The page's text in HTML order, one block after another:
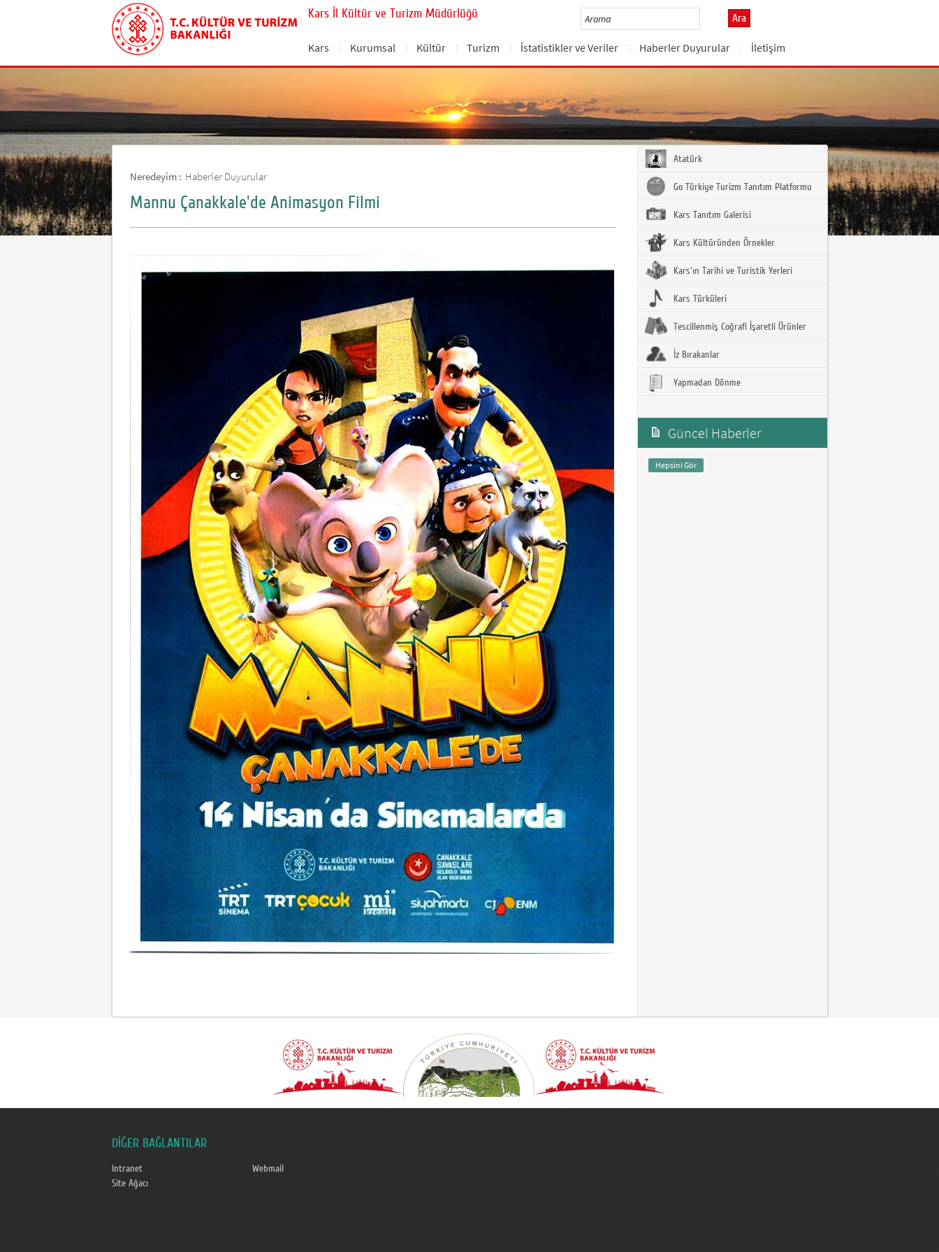
Kars İl Kültür ve Turizm Müdürlüğü Ara
Kars Kurumsal Kültür Turizm İstatistikler ve Veriler Haberler Duyurular İletişim
Neredeyim : Haberler Duyurular
Mannu Çanakkale'de Animasyon Filmi
Atatürk
Go Türkiye Turizm Tanıtım Platformu
Kars Tanıtım Galerisi
Kars Kültüründen Örnekler
Kars'ın Tarihi ve Turistik Yerleri
Kars Türküleri
Tescillenmiş Coğrafi İşaretli Ürünler
İz Bırakanlar
Yapmadan Dönme
Güncel Haberler
Hepsini Gör
DİĞER BAĞLANTILAR
Intranet
Webmail
Site Ağacı